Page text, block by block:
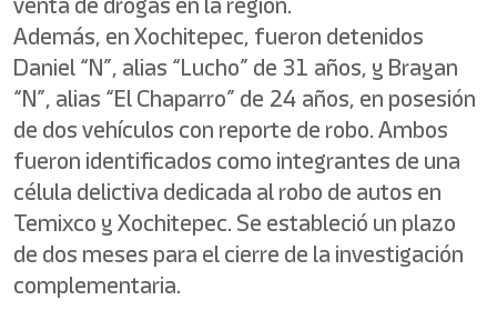
Además, en Xochitepec, fueron detenidos
Daniel “N”, alias “Lucho” de 31 años, y Brayan
“N”, alias “El Chaparro” de 24 años, en posesión
de dos vehículos con reporte de robo. Ambos
fueron identificados como integrantes de una
célula delictiva dedicada al robo de autos en
Temixco y Xochitepec. Se estableció un plazo
de dos meses para el cierre de la investigación
complementaria.